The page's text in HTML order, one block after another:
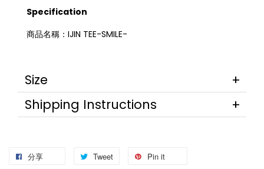
Specification
商品名稱：IJIN TEE-SMILE-
Size
Shipping Instructions
分享 Tweet Pin it